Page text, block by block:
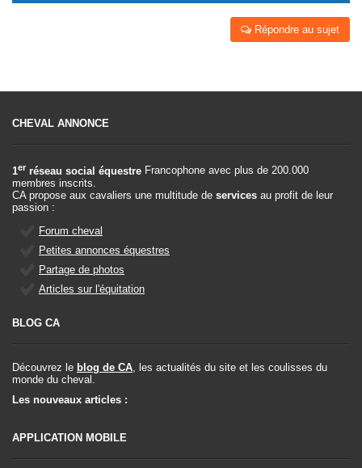
Répondre au sujet
CHEVAL ANNONCE
1er réseau social équestre Francophone avec plus de 200.000
membres inscrits.
CA propose aux cavaliers une multitude de services au profit de leur
passion :
Forum cheval
Petites annonces équestres
Partage de photos
Articles sur l'équitation
BLOG CA
Découvrez le blog de CA , les actualités du site et les coulisses du
monde du cheval.
Les nouveaux articles :
APPLICATION MOBILE